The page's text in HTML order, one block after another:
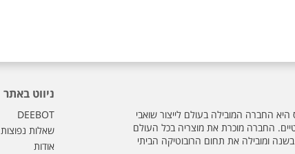
היא החברה המובילה בעולם לייצור שואבי
החברה מוכרת את מוצריה בכל העולם
בשנה ומובילה את תחום הרובוטיקה הביתי
ניווט באתר
DEEBOT
שאלות נפוצות
אודות